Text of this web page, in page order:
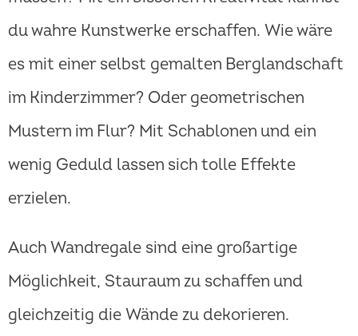
du wahre Kunstwerke erschaffen. Wie wäre
es mit einer selbst gemalten Berglandschaft
im Kinderzimmer? Oder geometrischen
Mustern im Flur? Mit Schablonen und ein
wenig Geduld lassen sich tolle Effekte
erzielen.
Auch Wandregale sind eine großartige
Möglichkeit, Stauraum zu schaffen und
gleichzeitig die Wände zu dekorieren.